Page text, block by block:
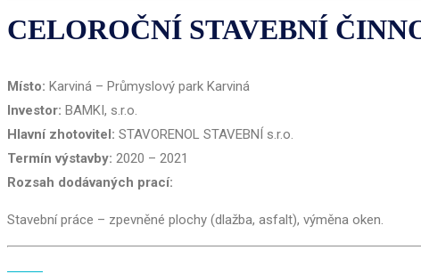
CELOROČNÍ STAVEBNÍ
Místo: Karviná – Průmyslový park Karviná
Investor: BAMKI, s.r.o.
Hlavní zhotovitel: STAVORENOL STAVEBNÍ s.r.o.
Termín výstavby: 2020 – 2021
Rozsah dodávaných prací:
Stavební práce – zpevněné plochy (dlažba, asfalt), výměna oken.